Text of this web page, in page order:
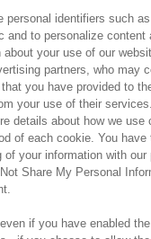
イビスカス
場
ハローキテ
カラフルリン
いぐるみ
2026年6月
personal identifiers such
and to personalize content
about your use of our
partners, who may
you have provided to
your use of their
details about how we use
of each cookie. You
of your information with our
Share My Personal
if you have enabled